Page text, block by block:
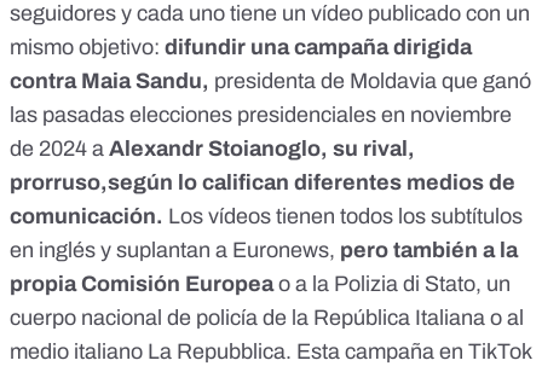
seguidores y cada uno tiene un vídeo publicado con un
mismo objetivo: difundir una campaña dirigida
contra Maia Sandu, presidenta de Moldavia que ganó
las pasadas elecciones presidenciales en noviembre
de 2024 a Alexandr Stoianoglo, su rival,
prorruso,según lo califican diferentes medios de
comunicación. Los vídeos tienen todos los subtítulos
en inglés y suplantan a Euronews, pero también a la
propia Comisión Europeao a la Polizia di Stato, un
cuerpo nacional de policía de la República Italiana o al
medio italiano La Repubblica. Esta campaña en TikTok